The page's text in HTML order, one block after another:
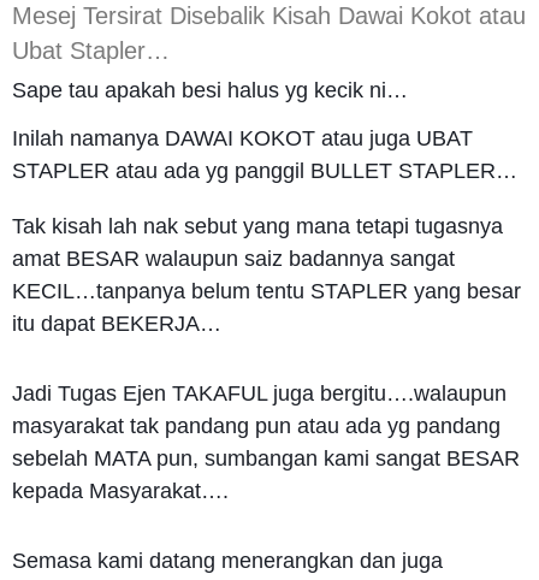
Mesej Tersirat Disebalik Kisah Dawai Kokot atau
Ubat Stapler…
Sape tau apakah besi halus yg kecik ni…
Inilah namanya DAWAI KOKOT atau juga UBAT
STAPLER atau ada yg panggil BULLET STAPLER…
Tak kisah lah nak sebut yang mana tetapi tugasnya
amat BESAR walaupun saiz badannya sangat
KECIL…tanpanya belum tentu STAPLER yang besar
itu dapat BEKERJA…
Jadi Tugas Ejen TAKAFUL juga bergitu….walaupun
masyarakat tak pandang pun atau ada yg pandang
sebelah MATA pun, sumbangan kami sangat BESAR
kepada Masyarakat….
Semasa kami datang menerangkan dan juga